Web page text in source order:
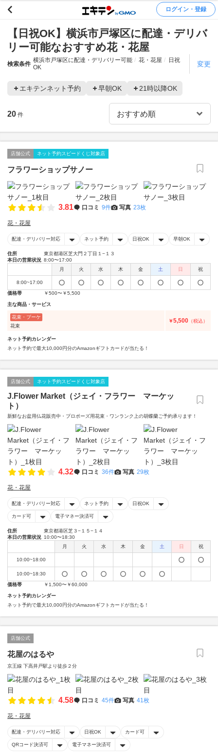
ログイン・登録
【日祝OK】横浜市戸塚区に配達・デリバ
リー可能なおすすめ花・花屋
検索条件
横浜市戸塚区に配達・デリバリー可能 花・花屋
日祝
OK
変更
エキテンネット予約 早朝OK 21時以降OK
20 件
店舗公式 ネット予約スピードくじ対象店
フラワーショップサノー
3.81 口コミ 9件 写真 23枚
花・花屋
配達・デリバリー対応 ネット予約 日祝OK 早朝OK
住所
東京都港区芝大門２丁目１−１３
本日の営業状況 8:00〜17:00
月
火 水 木 金 土 日 祝
8:00~17:00
価格帯
￥500〜￥5,500
主な商品・サービス
花束・ブーケ
花束
￥5,500 （税込）
ネット予約カレンダー
ネット予約で最大10,000円分のAmazonギフトカードが当たる！
店舗公式 ネット予約スピードくじ対象店
J.Flower Market（ジェイ・フラワー マーケッ
ト）
新鮮なお盆用仏花販売中・プロポーズ用花束・ワンランク上の胡蝶蘭ご予約承ります！
4.32 口コミ 36件 写真 29枚
花・花屋
配達・デリバリー対応 ネット予約 日祝OK
カード可 電子マネー決済可
住所
東京都港区芝３−１５−１４
本日の営業状況 10:00〜18:30
月
火 水 木 金 土 日 祝
10:00~18:00
10:00~18:30
価格帯
￥1,500〜￥60,000
ネット予約カレンダー
ネット予約で最大10,000円分のAmazonギフトカードが当たる！
店舗公式
花屋のはるや
京王線 下高井戸駅より徒歩２分
4.58 口コミ 45件 写真 41枚
花・花屋
配達・デリバリー対応 日祝OK カード可
QRコード決済可 電子マネー決済可